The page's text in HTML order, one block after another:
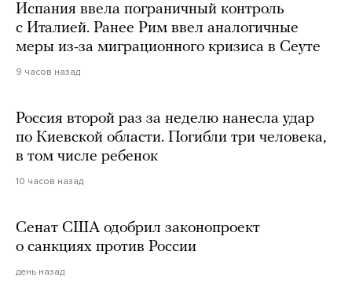
Испания ввела пограничный контроль
с Италией. Ранее Рим ввел аналогичные
меры из-за миграционного кризиса в Сеуте
9 часов назад
Россия второй раз за неделю нанесла удар
по Киевской области. Погибли три человека,
в том числе ребенок
10 часов назад
Сенат США одобрил законопроект
о санкциях против России
день назад